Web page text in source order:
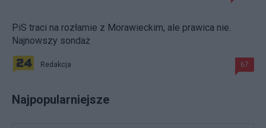
PiS traci na rozłamie z Morawieckim, ale prawica nie.
Najnowszy sondaż
Redakcja 67
Najpopularniejsze